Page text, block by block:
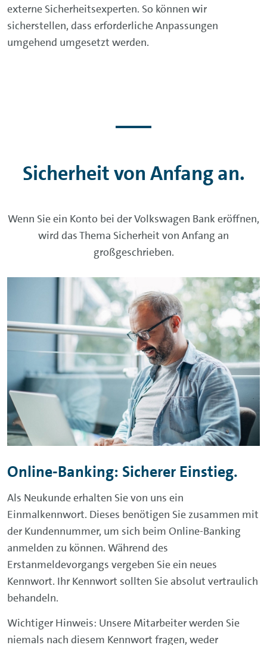
externe Sicherheitsexperten. So können wir
sicherstellen, dass erforderliche Anpassungen
umgehend umgesetzt werden.
Sicherheit von Anfang an.
Wenn Sie ein Konto bei der Volkswagen Bank eröffnen,
wird das Thema Sicherheit von Anfang an
großgeschrieben.
Online-Banking: Sicherer Einstieg.
Als Neukunde erhalten Sie von uns ein
Einmalkennwort. Dieses benötigen Sie zusammen mit
der Kundennummer, um sich beim Online-Banking
anmelden zu können. Während des
Erstanmeldevorgangs vergeben Sie ein neues
Kennwort. Ihr Kennwort sollten Sie absolut vertraulich
behandeln.
Wichtiger Hinweis: Unsere Mitarbeiter werden Sie
niemals nach diesem Kennwort fragen, weder